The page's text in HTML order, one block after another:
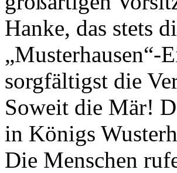
Hanke, das stets
„Musterhausen“-
sorgfältigst die
Soweit die Mär!
in Königs
Die Menschen